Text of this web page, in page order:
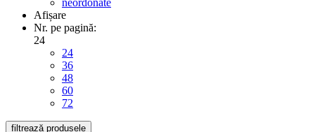
Afișare
Nr. pe pagină:
24
24
36
48
60
72
filtrează produsele